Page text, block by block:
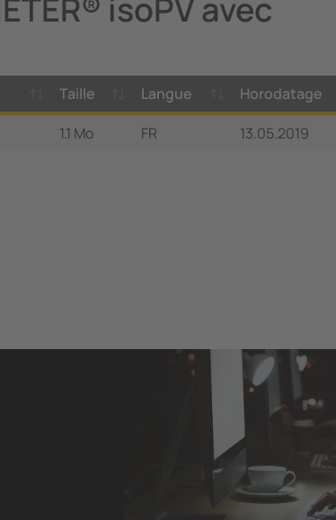
isoPV avec
Taille Langue Horodatage
1.1 Mo FR 13.05.2019